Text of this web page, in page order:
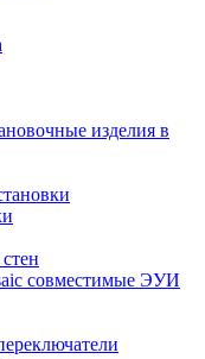
изделия в
совместимые ЭУИ